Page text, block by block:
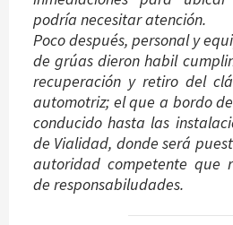
podría necesitar atención.
Poco después, personal y
de grúas dieron habil
recuperación y retiro del
automotriz; el que a bordo
conducido hasta las
de Vialidad, donde será
autoridad competente que
de responsabiludades.